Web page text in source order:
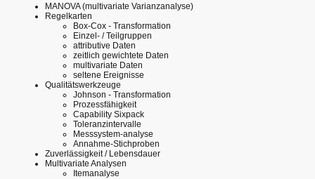
MANOVA (multivariate Varianzanalyse)
Regelkarten
Box-Cox - Transformation
Einzel- / Teilgruppen
attributive Daten
zeitlich gewichtete Daten
multivariate Daten
seltene Ereignisse
Qualitätswerkzeuge
Johnson - Transformation
Prozessfähigkeit
Capability Sixpack
Toleranzintervalle
Messsystem-analyse
Annahme-Stichproben
Zuverlässigkeit / Lebensdauer
Multivariate Analysen
Itemanalyse